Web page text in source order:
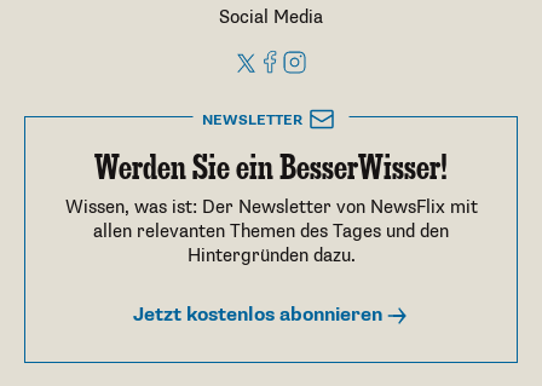
Social Media
NEWSLETTER
Werden Sie ein BesserWisser!
Wissen, was ist: Der Newsletter von NewsFlix mit
allen relevanten Themen des Tages und den
Hintergründen dazu.
Jetzt kostenlos abonnieren